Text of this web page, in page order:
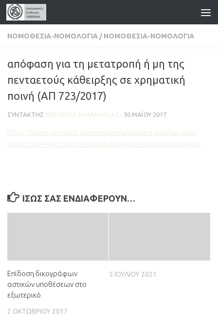
Skip to content
ΝΟΜΟΘΕΣΊΑ-ΝΟΜΟΛΟΓΊΑ / ΝΟΜΟΘΕΣΊΑ-ΝΟΜΟΛΟΓΊΑ
απόφαση για τη μετατροπή ή μη της
πενταετούς κάθειρξης σε χρηματική
ποινή (ΑΠ 723/2017)
ΣΥΝΤΆΚΤΗΣ ΒΑΣΊΛΕΙΟΣ ΔΑΛΑΜΆΓΚΑΣ · 30 ΜΑΪ́ΟΥ 2017
https://www.lawspot.gr/nomika-nea/olokliri-i-apofasi-gia-ti-
metatropi-i-mi-tis-pentaetoys-katheirxis-se-hrimatiki-poini-ap
ΊΣΩΣ ΣΑΣ ΕΝΔΙΑΦΈΡΟΥΝ…
Επίδοση δικογράφων
αστικών υποθέσεων στο
εξωτερικό
2 ΟΚΤΩΒΡΊΟΥ 2017
5 ΙΟΥΛΊΟΥ 2021